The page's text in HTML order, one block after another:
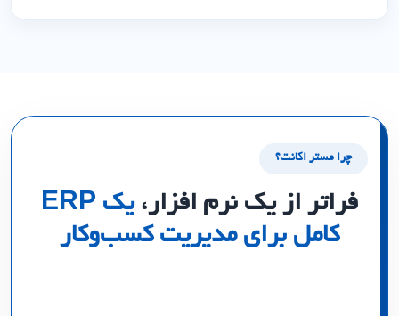
چرا مستر اکانت؟
فراتر از یک نرم افزار،
یک ERP
کامل برای مدیریت کسب‌وکار